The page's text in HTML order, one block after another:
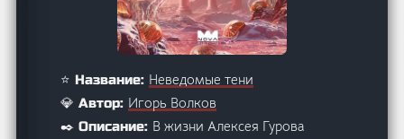
⭐ Название: Неведомые тени
💎 Автор: Игорь Волков
✒️ Описание: В жизни Алексея Гурова